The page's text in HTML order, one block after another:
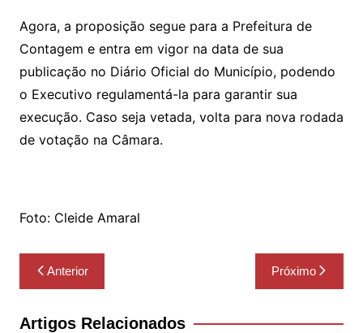
Agora, a proposição segue para a Prefeitura de
Contagem e entra em vigor na data de sua
publicação no Diário Oficial do Município, podendo
o Executivo regulamentá-la para garantir sua
execução. Caso seja vetada, volta para nova rodada
de votação na Câmara.
Foto: Cleide Amaral
Navegação
de
Post
Anterior Próximo
Artigos Relacionados